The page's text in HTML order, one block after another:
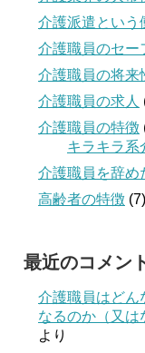
介護派遣という
介護職員のセー
介護職員の将来
介護職員の求人
介護職員の特徴
キラキラ系
介護職員を辞め
高齢者の特徴 (7)
最近のコメン
介護職員はどん
なるのか（又は
より